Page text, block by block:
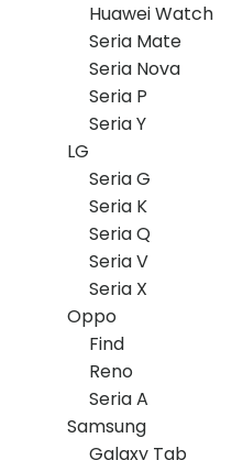
Huawei Watch
Seria Mate
Seria Nova
Seria P
Seria Y
LG
Seria G
Seria K
Seria Q
Seria V
Seria X
Oppo
Find
Reno
Seria A
Samsung
Galaxy Tab